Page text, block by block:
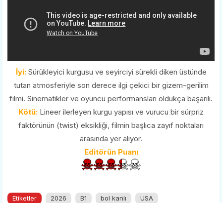
İyi: Sürükleyici kurgusu ve seyirciyi sürekli diken üstünde
tutan atmosferiyle son derece ilgi çekici bir gizem-gerilim
filmi. Sinematikler ve oyuncu performansları oldukça başarılı.
Kötü: Lineer ilerleyen kurgu yapısı ve vurucu bir sürpriz
faktörünün (twist) eksikliği, filmin başlıca zayıf noktaları
arasında yer alıyor.
Editörün Puanı
Etiketler 2026 B1 bol kanlı USA